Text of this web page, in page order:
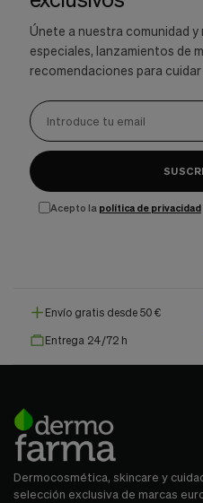
Únete a nuestra comunidad
especiales, lanzamientos de
recomendaciones para cuidar
Acepto la política de privacidad
Envío gratis desde 50 €
Entrega 24/72 h
Dermocosmética, skincare y
selección exclusiva de marcas